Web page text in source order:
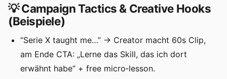
💡 Campaign Tactics & Creative Hooks
(Beispiele)
“Serie X taught me…” → Creator macht 60s Clip,
am Ende CTA: „Lerne das Skill, das ich dort
erwähnt habe“ + free micro‑lesson.